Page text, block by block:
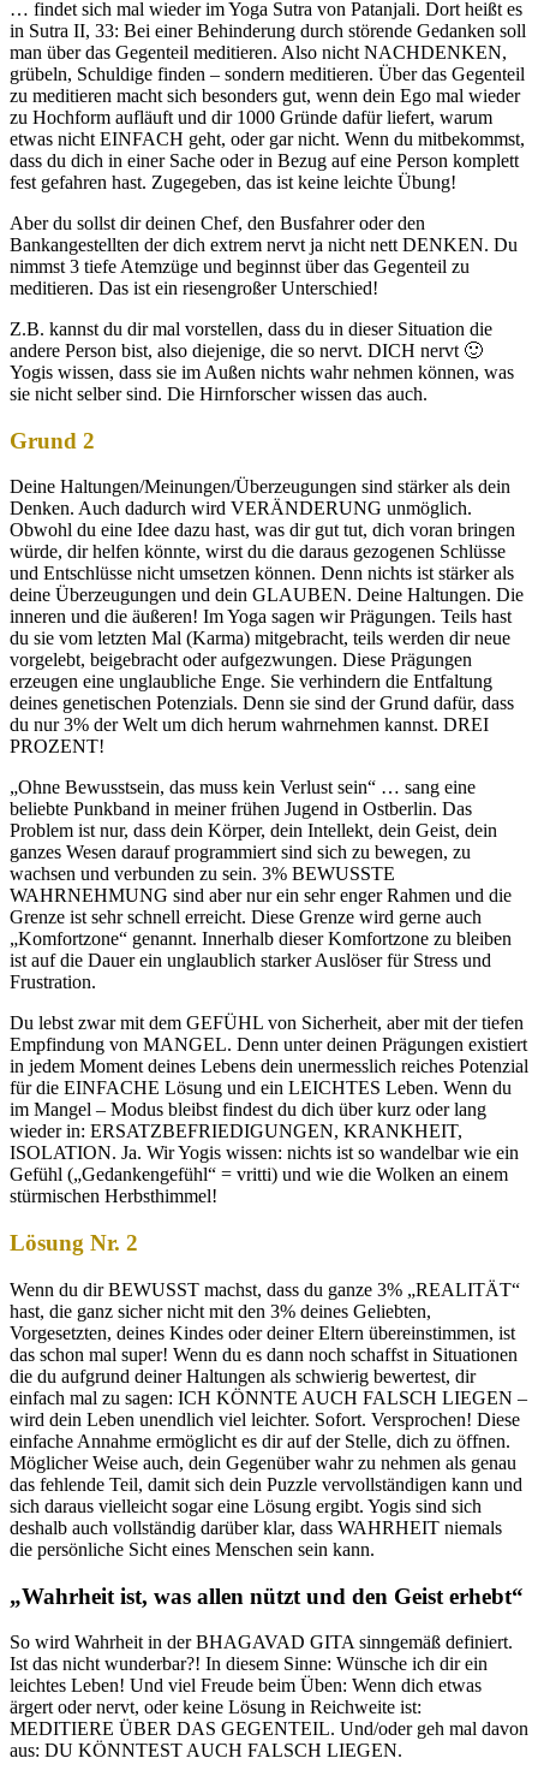
… findet sich mal wieder im Yoga Sutra von Patanjali. Dort heißt es
in Sutra II, 33: Bei einer Behinderung durch störende Gedanken soll
man über das Gegenteil meditieren. Also nicht NACHDENKEN,
grübeln, Schuldige finden – sondern meditieren. Über das Gegenteil
zu meditieren macht sich besonders gut, wenn dein Ego mal wieder
zu Hochform aufläuft und dir 1000 Gründe dafür liefert, warum
etwas nicht EINFACH geht, oder gar nicht. Wenn du mitbekommst,
dass du dich in einer Sache oder in Bezug auf eine Person komplett
fest gefahren hast. Zugegeben, das ist keine leichte Übung!
Aber du sollst dir deinen Chef, den Busfahrer oder den
Bankangestellten der dich extrem nervt ja nicht nett DENKEN. Du
nimmst 3 tiefe Atemzüge und beginnst über das Gegenteil zu
meditieren. Das ist ein riesengroßer Unterschied!
Z.B. kannst du dir mal vorstellen, dass du in dieser Situation die
andere Person bist, also diejenige, die so nervt. DICH nervt 🙂
Yogis wissen, dass sie im Außen nichts wahr nehmen können, was
sie nicht selber sind. Die Hirnforscher wissen das auch.
Grund 2
Deine Haltungen/Meinungen/Überzeugungen sind stärker als dein
Denken. Auch dadurch wird VERÄNDERUNG unmöglich.
Obwohl du eine Idee dazu hast, was dir gut tut, dich voran bringen
würde, dir helfen könnte, wirst du die daraus gezogenen Schlüsse
und Entschlüsse nicht umsetzen können. Denn nichts ist stärker als
deine Überzeugungen und dein GLAUBEN. Deine Haltungen. Die
inneren und die äußeren! Im Yoga sagen wir Prägungen. Teils hast
du sie vom letzten Mal (Karma) mitgebracht, teils werden dir neue
vorgelebt, beigebracht oder aufgezwungen. Diese Prägungen
erzeugen eine unglaubliche Enge. Sie verhindern die Entfaltung
deines genetischen Potenzials. Denn sie sind der Grund dafür, dass
du nur 3% der Welt um dich herum wahrnehmen kannst. DREI
PROZENT!
„Ohne Bewusstsein, das muss kein Verlust sein“ … sang eine
beliebte Punkband in meiner frühen Jugend in Ostberlin. Das
Problem ist nur, dass dein Körper, dein Intellekt, dein Geist, dein
ganzes Wesen darauf programmiert sind sich zu bewegen, zu
wachsen und verbunden zu sein. 3% BEWUSSTE
WAHRNEHMUNG sind aber nur ein sehr enger Rahmen und die
Grenze ist sehr schnell erreicht. Diese Grenze wird gerne auch
„Komfortzone“ genannt. Innerhalb dieser Komfortzone zu bleiben
ist auf die Dauer ein unglaublich starker Auslöser für Stress und
Frustration.
Du lebst zwar mit dem GEFÜHL von Sicherheit, aber mit der tiefen
Empfindung von MANGEL. Denn unter deinen Prägungen existiert
in jedem Moment deines Lebens dein unermesslich reiches Potenzial
für die EINFACHE Lösung und ein LEICHTES Leben. Wenn du
im Mangel – Modus bleibst findest du dich über kurz oder lang
wieder in: ERSATZBEFRIEDIGUNGEN, KRANKHEIT,
ISOLATION. Ja. Wir Yogis wissen: nichts ist so wandelbar wie ein
Gefühl („Gedankengefühl“ = vritti) und wie die Wolken an einem
stürmischen Herbsthimmel!
Lösung Nr. 2
Wenn du dir BEWUSST machst, dass du ganze 3% „REALITÄT“
hast, die ganz sicher nicht mit den 3% deines Geliebten,
Vorgesetzten, deines Kindes oder deiner Eltern übereinstimmen, ist
das schon mal super! Wenn du es dann noch schaffst in Situationen
die du aufgrund deiner Haltungen als schwierig bewertest, dir
einfach mal zu sagen: ICH KÖNNTE AUCH FALSCH LIEGEN –
wird dein Leben unendlich viel leichter. Sofort. Versprochen! Diese
einfache Annahme ermöglicht es dir auf der Stelle, dich zu öffnen.
Möglicher Weise auch, dein Gegenüber wahr zu nehmen als genau
das fehlende Teil, damit sich dein Puzzle vervollständigen kann und
sich daraus vielleicht sogar eine Lösung ergibt. Yogis sind sich
deshalb auch vollständig darüber klar, dass WAHRHEIT niemals
die persönliche Sicht eines Menschen sein kann.
„Wahrheit ist, was allen nützt und den Geist erhebt“
So wird Wahrheit in der BHAGAVAD GITA sinngemäß definiert.
Ist das nicht wunderbar?! In diesem Sinne: Wünsche ich dir ein
leichtes Leben! Und viel Freude beim Üben: Wenn dich etwas
ärgert oder nervt, oder keine Lösung in Reichweite ist:
MEDITIERE ÜBER DAS GEGENTEIL. Und/oder geh mal davon
aus: DU KÖNNTEST AUCH FALSCH LIEGEN.